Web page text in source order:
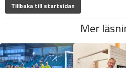
Tillbaka till startsidan
Mer